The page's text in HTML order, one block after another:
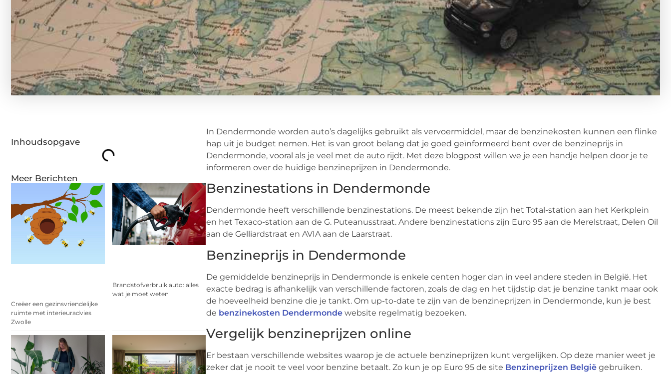
Inhoudsopgave
Meer Berichten
Creëer een gezinsvriendelijke
ruimte met interieuradvies
Zwolle
Brandstofverbruik auto: alles
wat je moet weten
In Dendermonde worden auto’s dagelijks gebruikt als vervoermiddel, maar de benzinekosten kunnen een flinke
hap uit je budget nemen. Het is van groot belang dat je goed geïnformeerd bent over de benzineprijs in
Dendermonde, vooral als je veel met de auto rijdt. Met deze blogpost willen we je een handje helpen door je te
informeren over de huidige benzineprijzen in Dendermonde.
Benzinestations in Dendermonde
Dendermonde heeft verschillende benzinestations. De meest bekende zijn het Total-station aan het Kerkplein
en het Texaco-station aan de G. Puteanusstraat. Andere benzinestations zijn Euro 95 aan de Merelstraat, Delen Oil
aan de Gelliardstraat en AVIA aan de Laarstraat.
Benzineprijs in Dendermonde
De gemiddelde benzineprijs in Dendermonde is enkele centen hoger dan in veel andere steden in België. Het
exacte bedrag is afhankelijk van verschillende factoren, zoals de dag en het tijdstip dat je benzine tankt maar ook
de hoeveelheid benzine die je tankt. Om up-to-date te zijn van de benzineprijzen in Dendermonde, kun je best
de benzinekosten Dendermonde website regelmatig bezoeken.
Vergelijk benzineprijzen online
Er bestaan verschillende websites waarop je de actuele benzineprijzen kunt vergelijken. Op deze manier weet je
zeker dat je nooit te veel voor benzine betaalt. Zo kun je op Euro 95 de site Benzineprijzen België gebruiken.